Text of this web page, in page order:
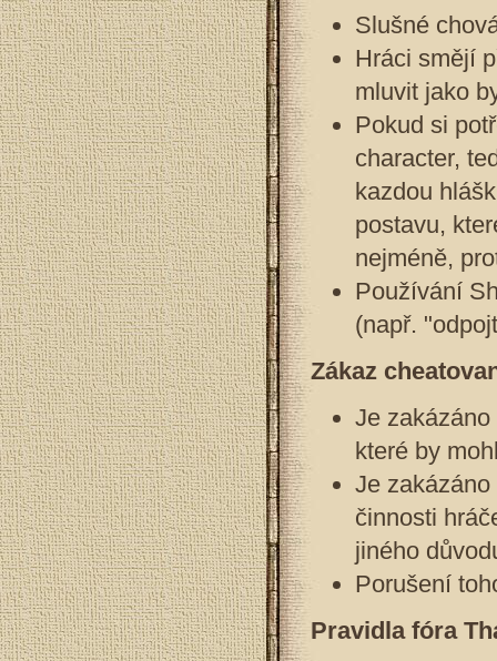
Slušné
Hráci smějí
mluvit jako
Pokud si
character,
kazdou
postavu,
nejméně,
Používání
(např.
Zákaz
Je
které by
Je
činnosti
jiného
Porušení
Pravidla fóra